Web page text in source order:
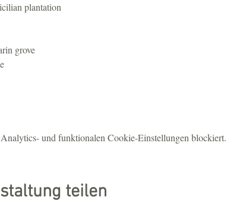
plantation
grove
und funktionalen Cookie-Einstellungen blockiert.
teilen